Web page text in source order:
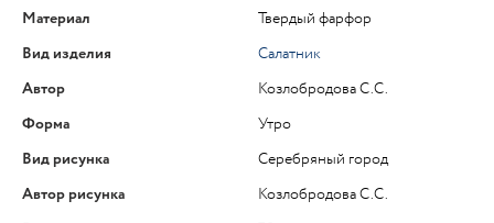
Материал
Твердый фарфор
Вид изделия
Салатник
Автор
Козлобродова С.C.
Форма
Утро
Вид рисунка
Серебряный город
Автор рисунка
Козлобродова С.C.